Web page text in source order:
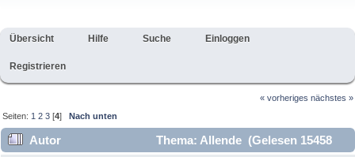
Übersicht Hilfe Suche Einloggen
Registrieren
« vorheriges nächstes »
Seiten: 1 2 3 [4]Nach unten
Autor
Thema: Allende (Gelesen 15458